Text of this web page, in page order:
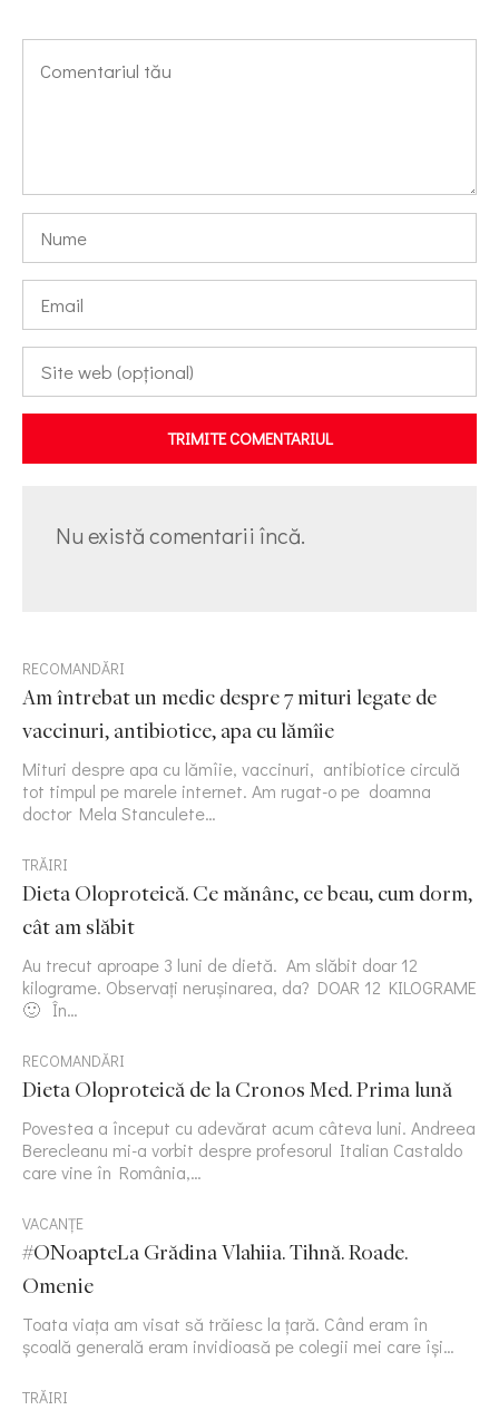
TRIMITE COMENTARIUL
Nu există comentarii încă.
RECOMANDĂRI
Am întrebat un medic despre 7 mituri legate de
vaccinuri, antibiotice, apa cu lămîie
Mituri despre apa cu lămîie, vaccinuri, antibiotice circulă
tot timpul pe marele internet. Am rugat-o pe doamna
doctor Mela Stanculete…
TRĂIRI
Dieta Oloproteică. Ce mănânc, ce beau, cum dorm,
cât am slăbit
Au trecut aproape 3 luni de dietă. Am slăbit doar 12
kilograme. Observați nerușinarea, da? DOAR 12 KILOGRAME
🙂 În…
RECOMANDĂRI
Dieta Oloproteică de la Cronos Med. Prima lună
Povestea a început cu adevărat acum câteva luni. Andreea
Berecleanu mi-a vorbit despre profesorul Italian Castaldo
care vine în România,…
VACANȚE
#ONoapteLa Grădina Vlahiia. Tihnă. Roade.
Omenie
Toata viața am visat să trăiesc la țară. Când eram în
școală generală eram invidioasă pe colegii mei care își…
TRĂIRI